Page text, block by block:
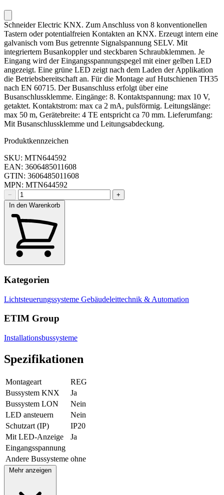
Schneider Electric KNX. Zum Anschluss von 8 konventionellen
Tastern oder potentialfreien Kontakten an KNX. Erzeugt intern eine
galvanisch vom Bus getrennte Signalspannung SELV. Mit
integriertem Busankoppler und steckbaren Schraubklemmen. Je
Eingang wird der Eingangsspannungspegel mit einer gelben LED
angezeigt. Eine grüne LED zeigt nach dem Laden der Applikation
die Betriebsbereitschaft an. Für die Montage auf Hutschienen TH35
nach EN 60715. Der Busanschluss erfolgt über eine
Busanschlussklemme. Eingänge: 8. Kontaktspannung: max 10 V,
getaktet. Kontaktstrom: max ca 2 mA, pulsförmig. Leitungslänge:
max 50 m, Gerätebreite: 4 TE entspricht ca 70 mm. Lieferumfang:
Mit Busanschlussklemme und Leitungsabdeckung.
Produktkennzeichen
SKU: MTN644592
EAN: 3606485011608
GTIN: 3606485011608
MPN: MTN644592
−
+
In den Warenkorb
Kategorien
Lichtsteuerungssysteme Gebäudeleittechnik & Automation
ETIM Group
Installationsbussysteme
Spezifikationen
Montageart
REG
Bussystem KNX
Ja
Bussystem LON
Nein
LED ansteuern
Nein
Schutzart (IP)
IP20
Mit LED-Anzeige
Ja
Eingangsspannung
Andere Bussysteme ohne
Mehr anzeigen